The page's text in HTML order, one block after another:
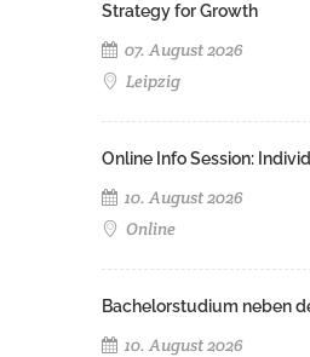
Strategy for Growth
07. August 2026
Leipzig
Online Info Session:
10. August 2026
Online
Bachelorstudium neben
10. August 2026